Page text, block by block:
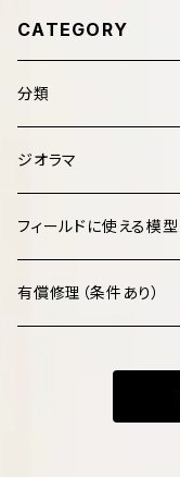
CATEGORY
分類
哺乳類 Mammalia
鳥類 Aves
爬虫類 Reptilia
魚類 Pisces
ジオラマ
フィールドに使える模型
有償修理（条件あり）